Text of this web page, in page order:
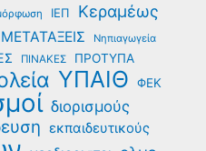
ΙΕΠ Κεραμέως
ΜΕΤΑΤΑΞΕΙΣ
Νηπιαγωγεία
ΠΙΝΑΚΕΣ ΠΡΟΤΥΠΑ
ΥΠΑΙΘ ΦΕΚ
διορισμούς
εκπαιδευτικούς